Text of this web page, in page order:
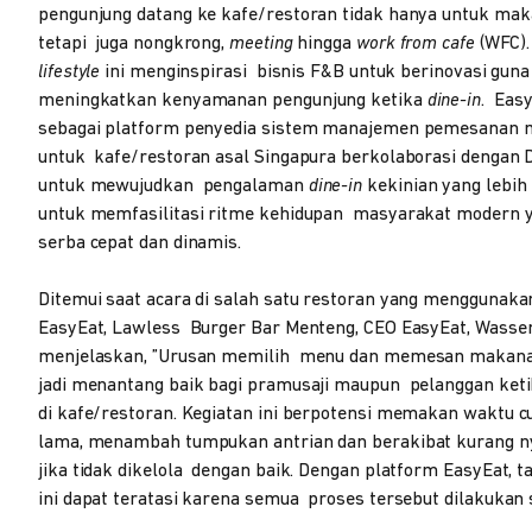
pengunjung datang ke kafe/restoran tidak hanya untuk
tetapi juga nongkrong,meeting hingga work from cafe
lifestyle ini menginspirasi bisnis F&B untuk berinovasi guna
meningkatkan kenyamanan pengunjung ketika dine-in.
sebagai platform penyedia sistem manajemen pemesanan
untuk kafe/restoran asal Singapura berkolaborasi dengan
untuk mewujudkan pengalaman dine-in kekinian yang
untuk memfasilitasi ritme kehidupan masyarakat modern
serba cepat dan dinamis.
Ditemui saat acara di salah satu restoran yang
EasyEat, Lawless Burger Bar Menteng, CEO EasyEat,
menjelaskan, ”Urusan memilih menu dan memesan
jadi menantang baik bagi pramusaji maupun pelanggan
di kafe/restoran. Kegiatan ini berpotensi memakan waktu
lama, menambah tumpukan antrian dan berakibat kurang
jika tidak dikelola dengan baik. Dengan platform EasyEat,
ini dapat teratasi karena semua proses tersebut dilakukan